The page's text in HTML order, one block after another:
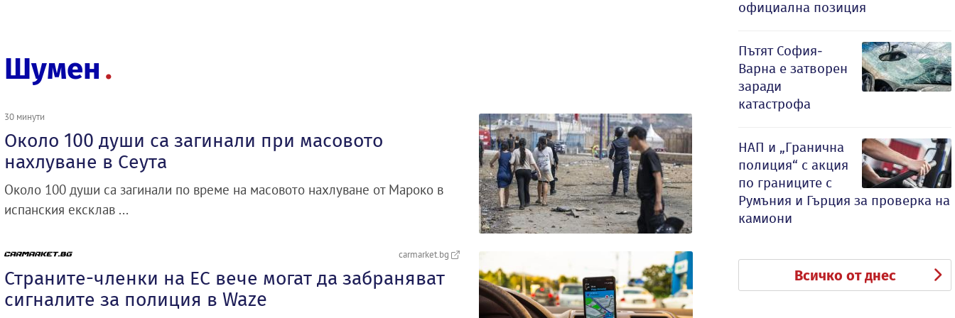
Шумен
30 минути
Около 100 души са загинали при масовото
нахлуване в Сеута
Около 100 души са загинали по време на масовото нахлуване от Мароко в
испанския ексклав ...
carmarket.bg
Страните-членки на ЕС вече могат да забраняват
сигналите за полиция в Waze
официална позиция
Пътят София-
Варна е затворен
заради
катастрофа
НАП и „Гранична
полиция“ с акция
по границите с
Румъния и Гърция за проверка на
камиони
Всичко от днес